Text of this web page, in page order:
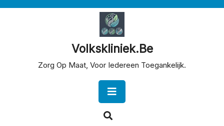
Volkskliniek.be
Zorg Op Maat, Voor Iedereen Toegankelijk.